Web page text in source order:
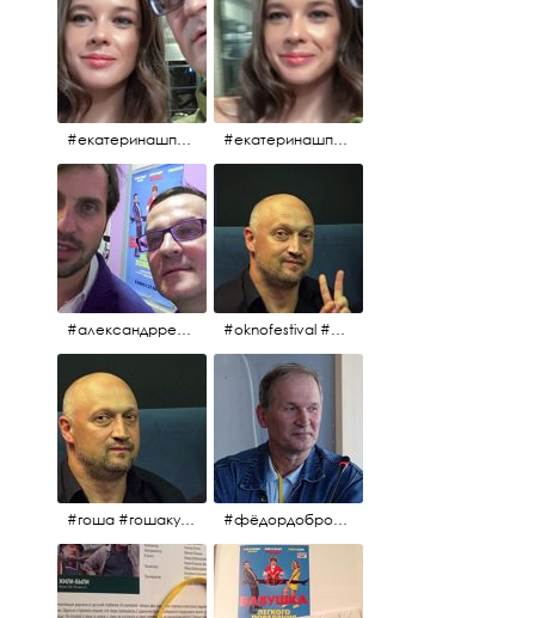
#екатеринашпица #шпица @ekaterinashpitsa #екатеринашпица #шпица @ekaterinashpitsa
#александрревва #ревва #артурпирожков #бабушкалегкогоповедения @arthurpirozhkov #oknofestival #gosha #гошакуценко
#гоша #гошакуценко #oknofestival #фёдордобронравов #кино #хорошеекино #жилибыли